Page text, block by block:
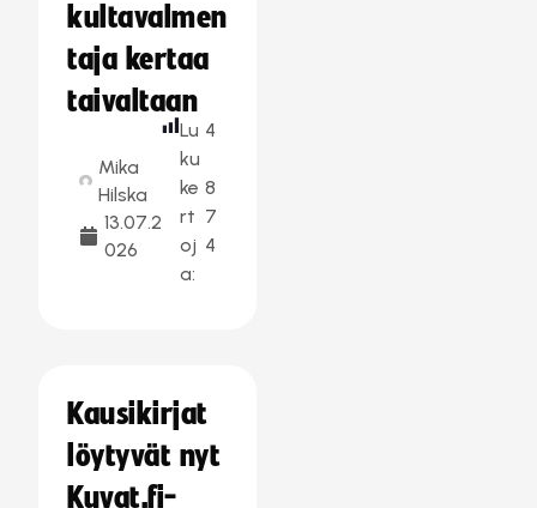
kultavalmen
taja kertaa
taivaltaan
Mika
Hilska
13.07.2
026
Lu
ku
ke
rt
oj
a:
4
8
7
4
Kausikirjat
löytyvät nyt
Kuvat.fi-